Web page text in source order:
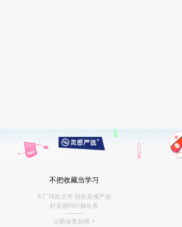
不把收藏当学习
大厂同款文件 就在灵感严选
好灵感同行都在看
———
🥇勤奋奖励榜 >